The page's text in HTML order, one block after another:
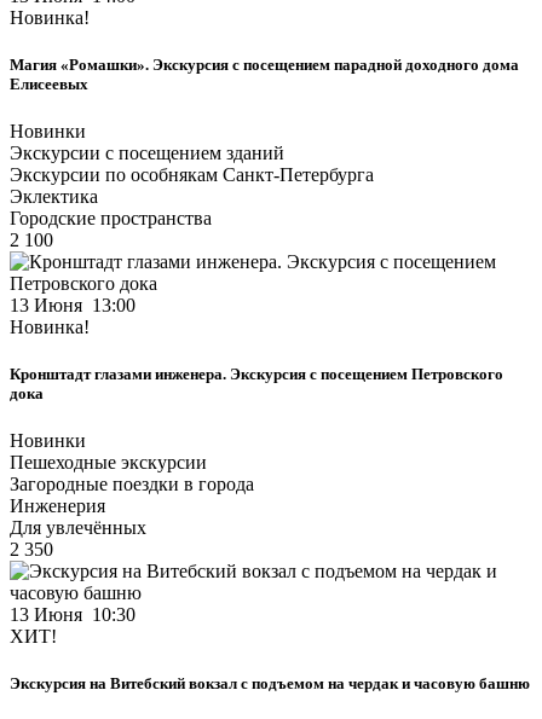
Новинка!
Магия «Ромашки». Экскурсия с посещением парадной доходного дома
Елисеевых
Новинки
Экскурсии с посещением зданий
Экскурсии по особнякам Санкт-Петербурга
Эклектика
Городские пространства
2 100
13 Июня 13:00
Новинка!
Кронштадт глазами инженера. Экскурсия с посещением Петровского
дока
Новинки
Пешеходные экскурсии
Загородные поездки в города
Инженерия
Для увлечённых
2 350
13 Июня 10:30
ХИТ!
Экскурсия на Витебский вокзал с подъемом на чердак и часовую башню